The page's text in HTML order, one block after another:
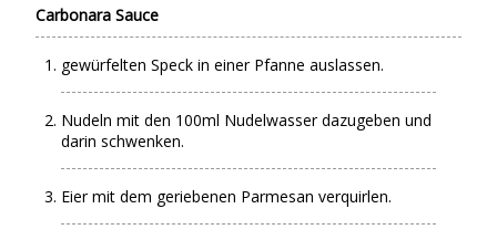
Carbonara Sauce
gewürfelten Speck in einer Pfanne auslassen.
Nudeln mit den 100ml Nudelwasser dazugeben und
darin schwenken.
Eier mit dem geriebenen Parmesan verquirlen.